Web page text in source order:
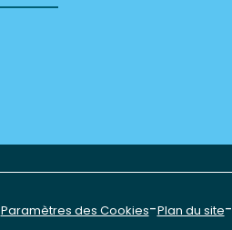
Paramètres des Cookies-Plan du site-